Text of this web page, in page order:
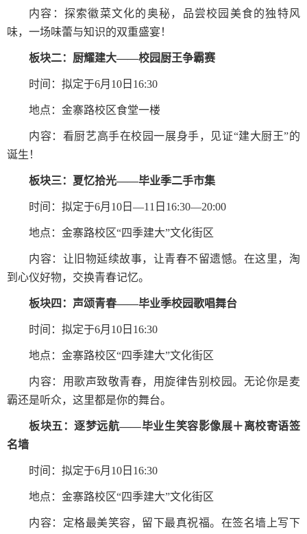
内容：探索徽菜文化的奥秘，品尝校园美食的独特风
味，一场味蕾与知识的双重盛宴！
板块二：厨耀建大——校园厨王争霸赛
时间：拟定于6月 10 日 16:30
地点：金寨路校区食堂一楼
内容：看厨艺高手在校园一展身手，见证“建大厨王”的
诞生！
板块三：夏忆拾光——毕业季二手市集
时间：拟定于6月 10 日—11 日 16:30—20:00
地点： 金寨路校区“四季建大”文化街区
内容：让旧物延续故事，让青春不留遗憾。在这里，淘
到心仪好物，交换青春记忆。
板块四：声颂青春——毕业季校园歌唱舞台
时间：拟定于6月 10 日 16:30
地点： 金寨路校区“四季建大”文化街区
内容：用歌声致敬青春，用旋律告别校园。无论你是麦
霸还是听众，这里都是你的舞台。
板块五：逐梦远航——毕业生笑容影像展＋离校寄语签
名墙
时间：拟定于6月 10 日 16:30
地点：金寨路校区“四季建大”文化街区
内容：定格最美笑容，留下最真祝福。在签名墙上写下